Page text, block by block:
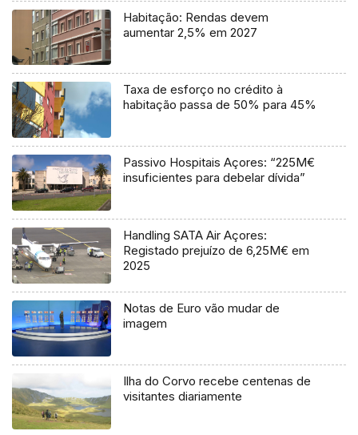
Habitação: Rendas devem
aumentar 2,5% em 2027
Taxa de esforço no crédito à
habitação passa de 50% para 45%
Passivo Hospitais Açores: “225M€
insuficientes para debelar dívida”
Handling SATA Air Açores:
Registado prejuízo de 6,25M€ em
2025
Notas de Euro vão mudar de
imagem
Ilha do Corvo recebe centenas de
visitantes diariamente